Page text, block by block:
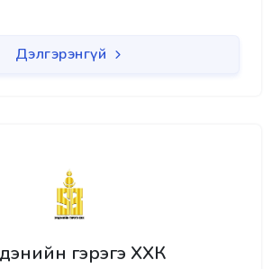
Дэлгэрэнгүй
гэрэгэ ХХК